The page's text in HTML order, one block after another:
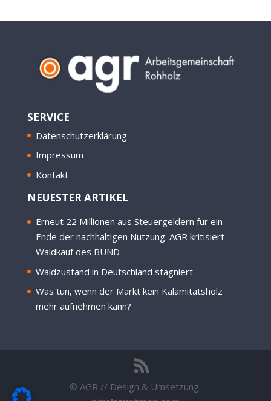
SERVICE
Datenschutzerklärung
Impressum
Kontakt
NEUESTER ARTIKEL
Erneut 22 Millionen aus Steuergeldern für ein
Ende der nachhaltigen Nutzung: AGR kritisiert
Waldkauf des BUND
Waldzustand in Deutschland stagniert
Was tun, wenn der Markt kein Kalamitätsholz
mehr aufnehmen kann?
© AGR // Design & Umsetzung: